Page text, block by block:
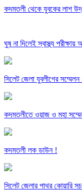
কদমতলী থেকে যুবকের লাশ
ঘুষ না দিলেই স্বাস্থ্য পরীক্ষায়
সিলেট জেলা যুবলীগের
কদমতলীতে ওয়াজ ও মহা
কদমতলী লক ডাউন !
সিলেট জেলার পাথর কোয়ারি